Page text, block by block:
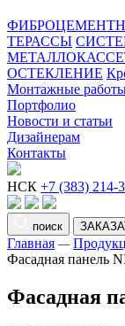
ТЕРАССЫ
ОСТЕКЛЕНИЕ
Монтажные
Портфолио
Новости и статьи
Дизайнерам
Контакты
НСК +7 (383) 214-
поиск
Главная —
Фасадная панель
Фасадная